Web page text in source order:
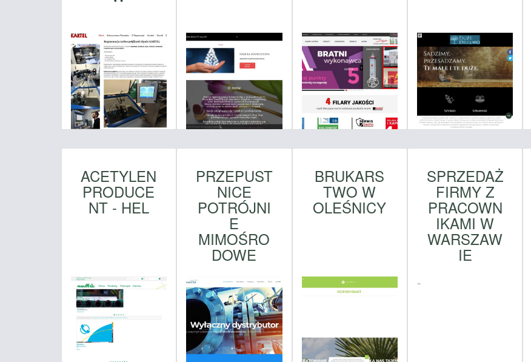
ACETYLEN
PRODUCE
NT - HEL
PRZEPUST
NICE
POTRÓJNI
E
MIMOŚRO
DOWE
BRUKARS
TWO W
OLEŚNICY
SPRZEDAŻ
FIRMY Z
PRACOWN
IKAMI W
WARSZAW
IE